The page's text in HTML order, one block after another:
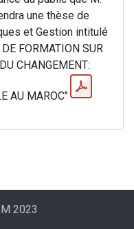
une thèse de
et Gestion intitulé
FORMATION SUR
CHANGEMENT:
AU MAROC"
2023